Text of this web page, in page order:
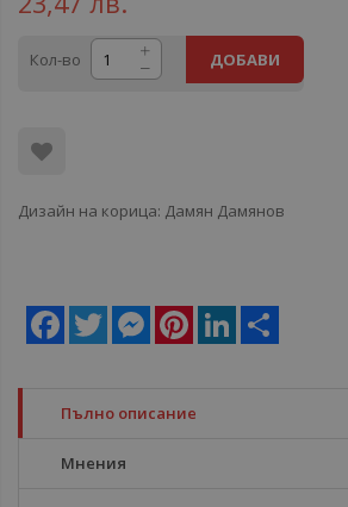
Кол-во ДОБАВИ
Дизайн на корица: Дамян Дамянов
Facebook
Twitter MessengerPinterestLinkedIn
Пълно описание
Мнения